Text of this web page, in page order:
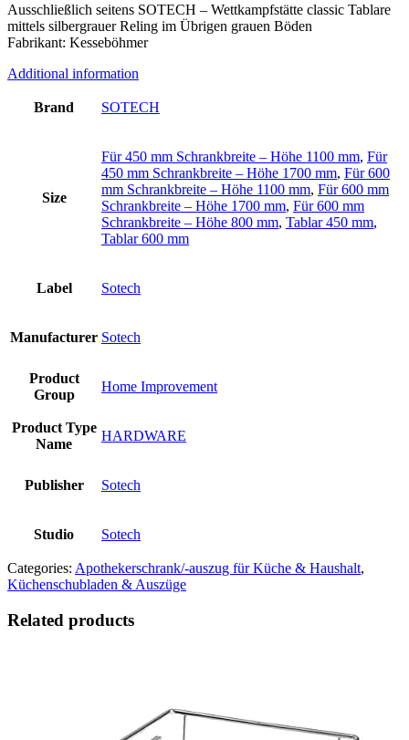
Ausschließlich seitens SOTECH – Wettkampfstätte classic Tablare
mittels silbergrauer Reling im Übrigen grauen Böden
Fabrikant: Kesseböhmer
Additional information
Brand SOTECH
Size
Für 450 mm Schrankbreite – Höhe 1100 mm, Für
450 mm Schrankbreite – Höhe 1700 mm, Für 600
mm Schrankbreite – Höhe 1100 mm, Für 600 mm
Schrankbreite – Höhe 1700 mm, Für 600 mm
Schrankbreite – Höhe 800 mm, Tablar 450 mm,
Tablar 600 mm
Label Sotech
Manufacturer Sotech
Product
Group
Home Improvement
Product Type
Name
HARDWARE
Publisher Sotech
Studio Sotech
Categories: Apothekerschrank/-auszug für Küche & Haushalt,
Küchenschubladen & Auszüge
Related products